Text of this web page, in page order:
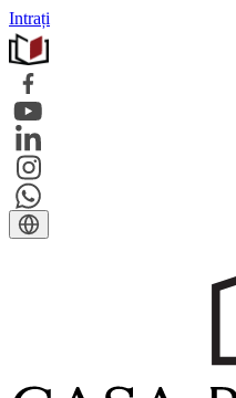
Intrați